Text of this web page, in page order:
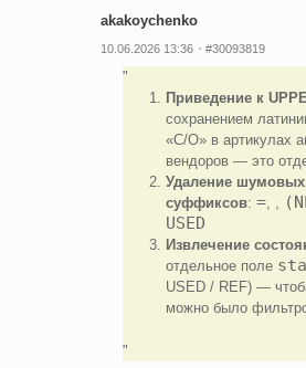
akakoychenko
10.06.2026 13:36 #30093819
Приведение к
сохранением
«С/О» в артикулах
вендоров — это
Удаление шумовых
суффиксов: =, ,
USED
Извлечение
отдельное поле
USED / REF) —
можно было